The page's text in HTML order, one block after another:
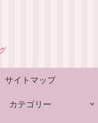
サイトマップ
カテゴリー